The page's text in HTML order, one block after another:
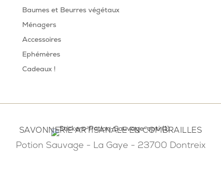
Baumes et Beurres végétaux
Ménagers
Accessoires
Ephémères
Cadeaux !
SAVONNERIE ARTISANALE EN COMBRAILLES
Potion Sauvage - La Gaye - 23700 Dontreix